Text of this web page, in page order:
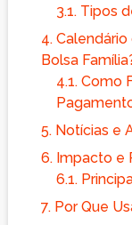
3.1.Tipos
4.Calendário
Bolsa
4.1.Como
5.Notícias e
6.Impacto e
6.1.
7.Por Que